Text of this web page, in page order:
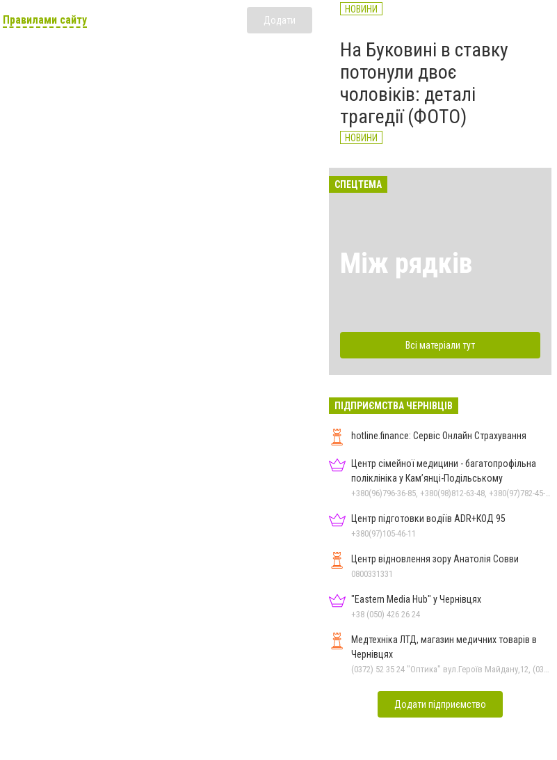
Правилами сайту Додати
НОВИНИ
На Буковині в ставку
потонули двоє
чоловіків: деталі
трагедії (ФОТО)
НОВИНИ
СПЕЦТЕМА
Між рядків
Всі матеріали тут
ПІДПРИЄМСТВА ЧЕРНІВЦІВ
hotline.finance: Сервіс Онлайн Страхування
Центр сімейної медицини - багатопрофільна
поліклініка у Кам’янці-Подільському
Центр підготовки водіїв ADR+КОД 95
+380(97)105-46-11
Центр відновлення зору Анатолія Совви
0800331331
"Eastern Media Hub" у Чернівцях
+38 (050) 426 26 24
Медтехніка ЛТД, магазин медичних товарів в
Чернівцях
Додати підприємство